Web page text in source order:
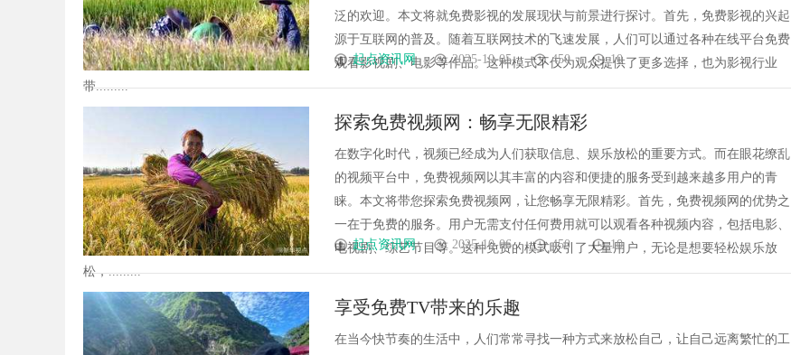
泛的欢迎。本文将就免费影视的发展现状与前景进行探讨。首先，免费影视的兴起
源于互联网的普及。随着互联网技术的飞速发展，人们可以通过各种在线平台免费
观看影视剧、电影等作品。这种模式不仅为观众提供了更多选择，也为影视行业
带.........
起点资讯网 2025-10-05 450 10
探索免费视频网：畅享无限精彩
在数字化时代，视频已经成为人们获取信息、娱乐放松的重要方式。而在眼花缭乱
的视频平台中，免费视频网以其丰富的内容和便捷的服务受到越来越多用户的青
睐。本文将带您探索免费视频网，让您畅享无限精彩。首先，免费视频网的优势之
一在于免费的服务。用户无需支付任何费用就可以观看各种视频内容，包括电影、
电视剧、综艺节目等。这种免费的模式吸引了大量用户，无论是想要轻松娱乐放
松，.........
起点资讯网 2025-10-06 450 10
享受免费TV带来的乐趣
在当今快节奏的生活中，人们常常寻找一种方式来放松自己，让自己远离繁忙的工